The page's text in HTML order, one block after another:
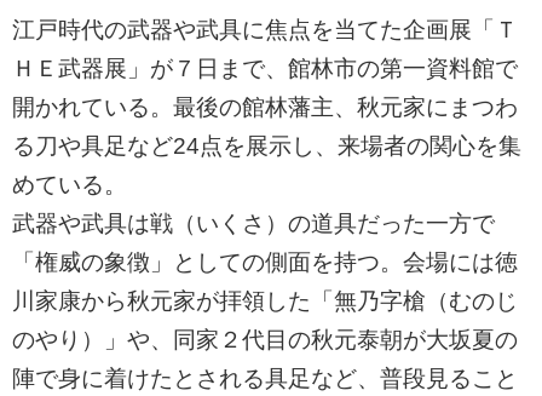
江戸時代の武器や武具に焦点を当てた企画展「Ｔ
ＨＥ武器展」が７日まで、館林市の第一資料館で
開かれている。最後の館林藩主、秋元家にまつわ
る刀や具足など24点を展示し、来場者の関心を集
めている。
武器や武具は戦（いくさ）の道具だった一方で
「権威の象徴」としての側面を持つ。会場には徳
川家康から秋元家が拝領した「無乃字槍（むのじ
のやり）」や、同家２代目の秋元泰朝が大坂夏の
陣で身に着けたとされる具足など、普段見ること